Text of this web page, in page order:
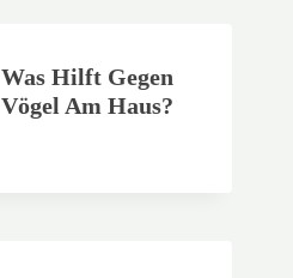
Was Hilft Gegen
Vögel Am Haus?